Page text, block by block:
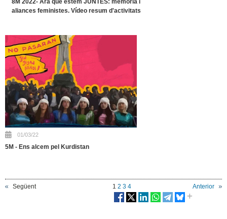
8M 2022- Ara que estem JUNTES: memòria i
aliances feministes. Vídeo resum d'activitats
01/03/22
5M - Ens alcem pel Kurdistan
Següent Anterior
1 2 3 4